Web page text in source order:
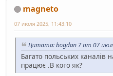
magneto
07 июля 2025, 11:43:10
Цитата: bogdan 7 от 07
Багато польських каналів
працює .В кого як?